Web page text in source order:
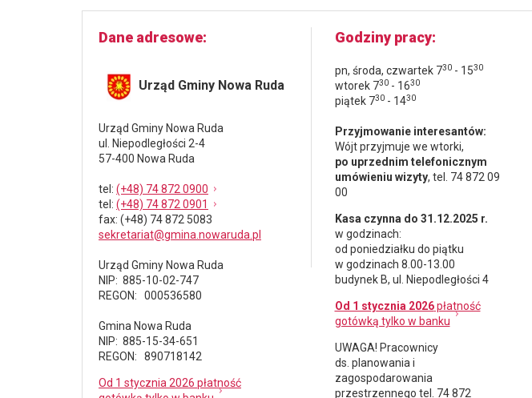
Dane adresowe
Urząd Gminy Nowa Ruda
Urząd Gminy Nowa Ruda
ul. Niepodległości 2-4
57-400 Nowa Ruda
tel : (+48) 74 872 0900
tel : (+48) 74 872 0901
fax: (+48) 74 872 5083
sekretariat@gmina.nowaruda.pl
Urząd Gminy Nowa Ruda
NIP: 885-10-02-747
REGON: 000536580
Gmina Nowa Ruda
NIP: 885-15-34-651
REGON: 890718142
Od 1 stycznia 2026 płatność
Godziny pracy
pn, środa, czwartek 730- 1530
wtorek 730- 1630
piątek 730- 1430
Przyjmowanie interesantów:
Wójt przyjmuje we wtorki,
po uprzednim telefonicznym
umówieniu wizyty, tel. 74 872 09
00
Kasa czynna do 31.12.2025 r.
w godzinach:
od poniedziałku do piątku
w godzinach 8.00-13.00
budynek B, ul. Niepodległości 4
Od 1 stycznia 2026płatność
gotówką tylko w banku
UWAGA! Pracownicy
ds. planowania i
zagospodarowania
przestrzennego tel. 74 872